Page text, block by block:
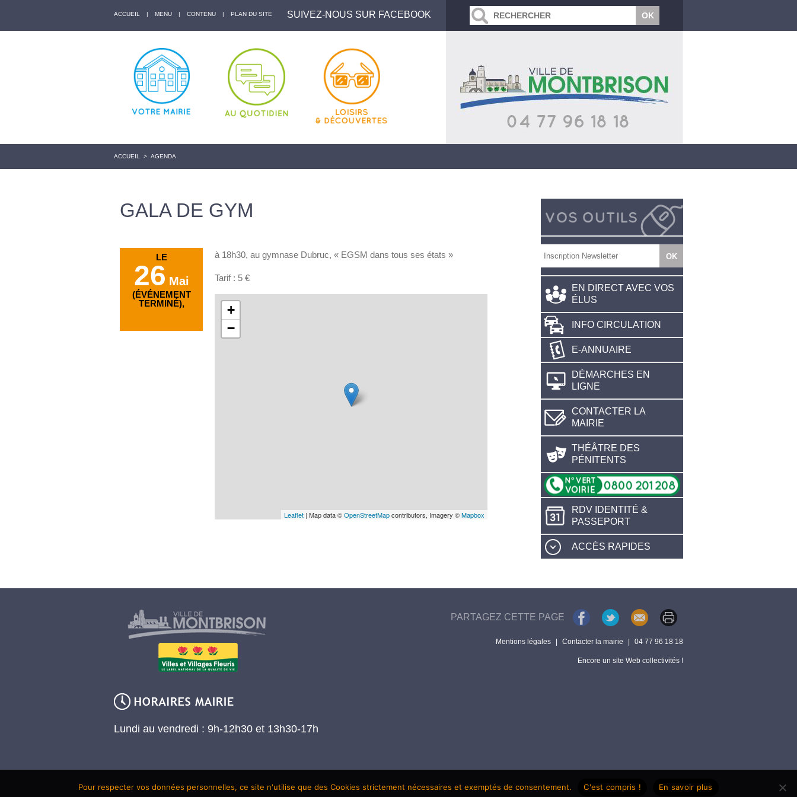
ACCUEIL | MENU | CONTENU | PLAN DU SITE SUIVEZ-NOUS SUR FACEBOOK
ACCUEIL > AGENDA
GALA DE GYM
LE
26 Mai
(ÉVÉNEMENT
TERMINÉ),
à 18h30, au gymnase Dubruc, « EGSM dans tous ses états »
Tarif : 5 €
+
−
Leaflet | Map data ©OpenStreetMapcontributors, Imagery ©Mapbox
EN DIRECT AVEC VOS
ÉLUS
INFO CIRCULATION
E-ANNUAIRE
DÉMARCHES EN
LIGNE
CONTACTER LA
MAIRIE
THÉÂTRE DES
PÉNITENTS
RDV IDENTITÉ &
PASSEPORT
ACCÈS RAPIDES
Lundi au vendredi : 9h-12h30 et 13h30-17h
PARTAGEZ CETTE PAGE
Mentions légales Contacter la mairie 04 77 96 18 18
Encore un site Web collectivités !
Pour respecter vos données personnelles, ce site n'utilise que des Cookies strictement nécessaires et exemptés de consentement. C'est compris ! En savoir plus